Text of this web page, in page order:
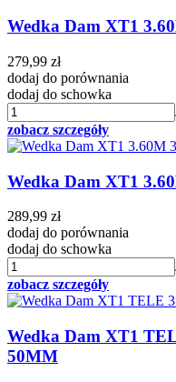
Wedka Dam XT1
279,99 zł
dodaj do porównania
dodaj do schowka
zobacz szczegóły
Wedka Dam XT1
289,99 zł
dodaj do porównania
dodaj do schowka
zobacz szczegóły
Wedka Dam XT1
50MM